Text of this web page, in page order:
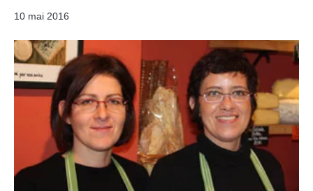
10 mai 2016